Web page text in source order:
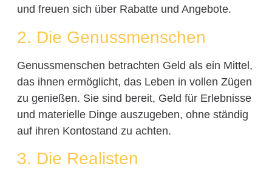
und freuen sich über Rabatte und Angebote.
2. Die Genussmenschen
Genussmenschen betrachten Geld als ein Mittel,
das ihnen ermöglicht, das Leben in vollen Zügen
zu genießen. Sie sind bereit, Geld für Erlebnisse
und materielle Dinge auszugeben, ohne ständig
auf ihren Kontostand zu achten.
3. Die Realisten